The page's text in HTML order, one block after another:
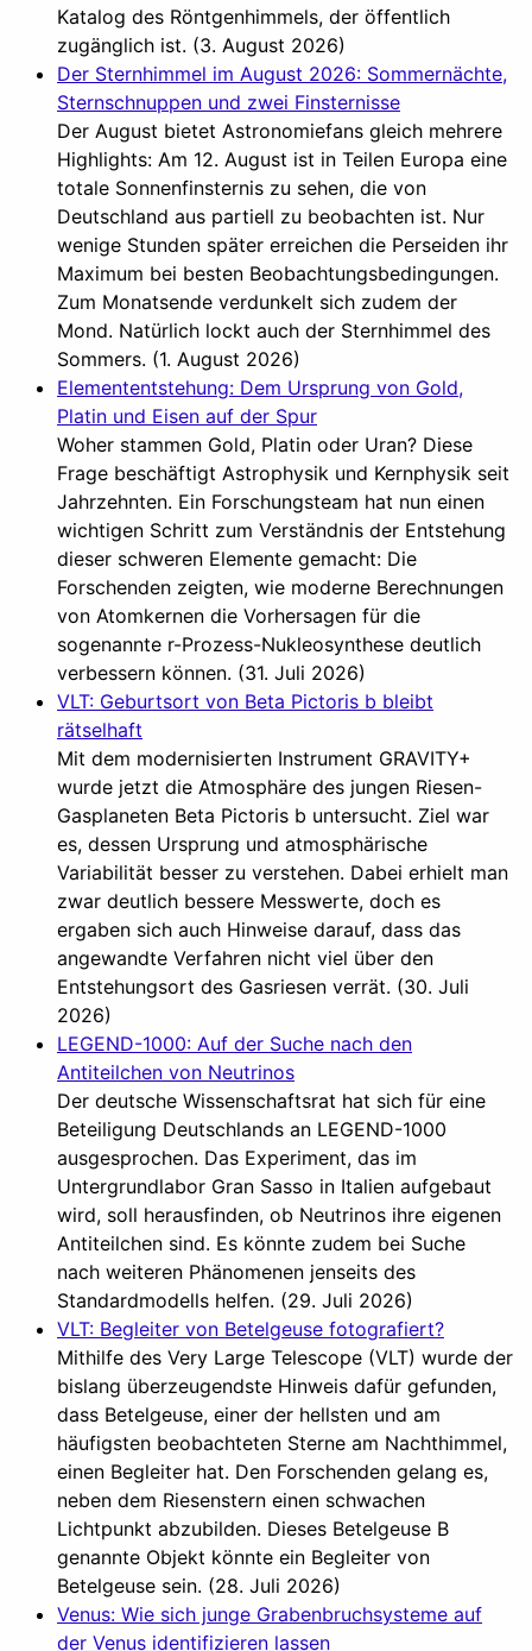
Katalog des Röntgenhimmels, der öffentlich
zugänglich ist. (3. August 2026)
Der Sternhimmel im August 2026: Sommernächte,
Sternschnuppen und zwei Finsternisse
Der August bietet Astronomiefans gleich mehrere
Highlights: Am 12. August ist in Teilen Europa eine
totale Sonnenfinsternis zu sehen, die von
Deutschland aus partiell zu beobachten ist. Nur
wenige Stunden später erreichen die Perseiden ihr
Maximum bei besten Beobachtungsbedingungen.
Zum Monatsende verdunkelt sich zudem der
Mond. Natürlich lockt auch der Sternhimmel des
Sommers. (1. August 2026)
Elemententstehung: Dem Ursprung von Gold,
Platin und Eisen auf der Spur
Woher stammen Gold, Platin oder Uran? Diese
Frage beschäftigt Astrophysik und Kernphysik seit
Jahrzehnten. Ein Forschungsteam hat nun einen
wichtigen Schritt zum Verständnis der Entstehung
dieser schweren Elemente gemacht: Die
Forschenden zeigten, wie moderne Berechnungen
von Atomkernen die Vorhersagen für die
sogenannte r-Prozess-Nukleosynthese deutlich
verbessern können. (31. Juli 2026)
VLT: Geburtsort von Beta Pictoris b bleibt
rätselhaft
Mit dem modernisierten Instrument GRAVITY+
wurde jetzt die Atmosphäre des jungen Riesen-
Gasplaneten Beta Pictoris b untersucht. Ziel war
es, dessen Ursprung und atmosphärische
Variabilität besser zu verstehen. Dabei erhielt man
zwar deutlich bessere Messwerte, doch es
ergaben sich auch Hinweise darauf, dass das
angewandte Verfahren nicht viel über den
Entstehungsort des Gasriesen verrät. (30. Juli
2026)
LEGEND-1000: Auf der Suche nach den
Antiteilchen von Neutrinos
Der deutsche Wissenschaftsrat hat sich für eine
Beteiligung Deutschlands an LEGEND-1000
ausgesprochen. Das Experiment, das im
Untergrundlabor Gran Sasso in Italien aufgebaut
wird, soll herausfinden, ob Neutrinos ihre eigenen
Antiteilchen sind. Es könnte zudem bei Suche
nach weiteren Phänomenen jenseits des
Standardmodells helfen. (29. Juli 2026)
VLT: Begleiter von Betelgeuse fotografiert?
Mithilfe des Very Large Telescope (VLT) wurde der
bislang überzeugendste Hinweis dafür gefunden,
dass Betelgeuse, einer der hellsten und am
häufigsten beobachteten Sterne am Nachthimmel,
einen Begleiter hat. Den Forschenden gelang es,
neben dem Riesenstern einen schwachen
Lichtpunkt abzubilden. Dieses Betelgeuse B
genannte Objekt könnte ein Begleiter von
Betelgeuse sein. (28. Juli 2026)
Venus: Wie sich junge Grabenbruchsysteme auf
der Venus identifizieren lassen